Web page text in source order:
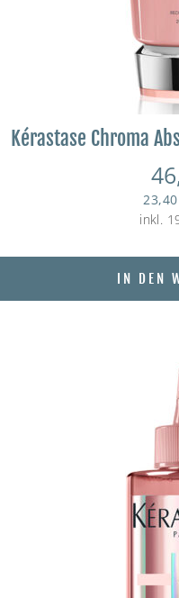
Kérastase Chroma
23,40
inkl.
IN DEN